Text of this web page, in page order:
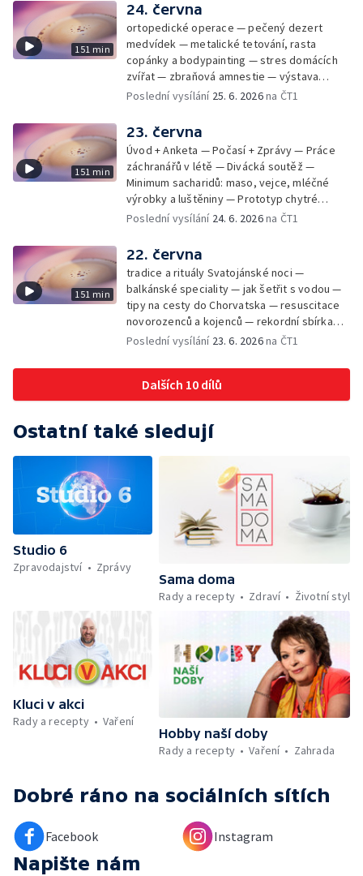
151 min
24. června
ortopedické operace — pečený dezert
medvídek — metalické tetování, rasta
copánky a bodypainting — stres domácích
zvířat — zbraňová amnestie — výstava
mikrofotografií rostlin — fenomenální
Poslední vysílání 25. 6. 2026na ČT1
151 min
23. června
Úvod + Anketa — Počasí + Zprávy — Práce
záchranářů v létě — Divácká soutěž —
Minimum sacharidů: maso, vejce, mléčné
výrobky a luštěniny — Prototyp chytré
vložky do bot pro běžce — Anketa +
záchranářů v létě — Divácká soutěž —
Minimum sacharidů: maso, vejce, mléčné
výrobky a luštěniny — Jak se udržet v
kondici v létě bez posilovny — Prototyp
chytré vložky do bot pro běžce — Anketa +
aktuálně — Škola hrou — Upoutávka na další
vysílání — Počasí + Zprávy — Práce
Minimum sacharidů: maso, vejce, mléčné
výrobky a luštěniny — Mezinárodní folklórní
kondici v létě bez posilovny — Anketa +
Aktuálně — Škola hrou — Počasí — Prototyp
chytré vložky do bot pro běžce — Divácká
soutěž — Kniha veselých říkanek Hrátky se
zvířátky — Práce záchranářů v létě — Jak se
udržet v kondici v létě bez posilovny —
Škola hrou — Upoutávka na další vysílání —
Počasí + Zprávy — Mezinárodní folklórní
maso, vejce, mléčné výrobky a luštěniny —
Kniha veselých říkanek Hrátky se zvířátky —
Umělecký festival Pohoda 2026 —
Vyhodnocení ankety + ČT tipy —
Vyhodnocení divácké soutěže — Práce
záchranářů v létě
Poslední vysílání 24. 6. 2026na ČT1
151 min
22. června
tradice a rituály Svatojánské noci —
balkánské speciality — jak šetřit s vodou —
tipy na cesty do Chorvatska — resuscitace
novorozenců a kojenců — rekordní sbírka
velkých modelů aut — výroba šperků se
Poslední vysílání 23. 6. 2026na ČT1
Dalších 10 dílů
Ostatní také sledují
Studio 6
Zpravodajství
Zprávy
Sama doma
Rady a recepty
Zdraví Životní styl
Kluci v akci
Rady a recepty
Vaření
Hobby naší doby
Rady a recepty
Vaření Zahrada
Dobré ráno na sociálních sítích
Facebook Instagram
Napište nám